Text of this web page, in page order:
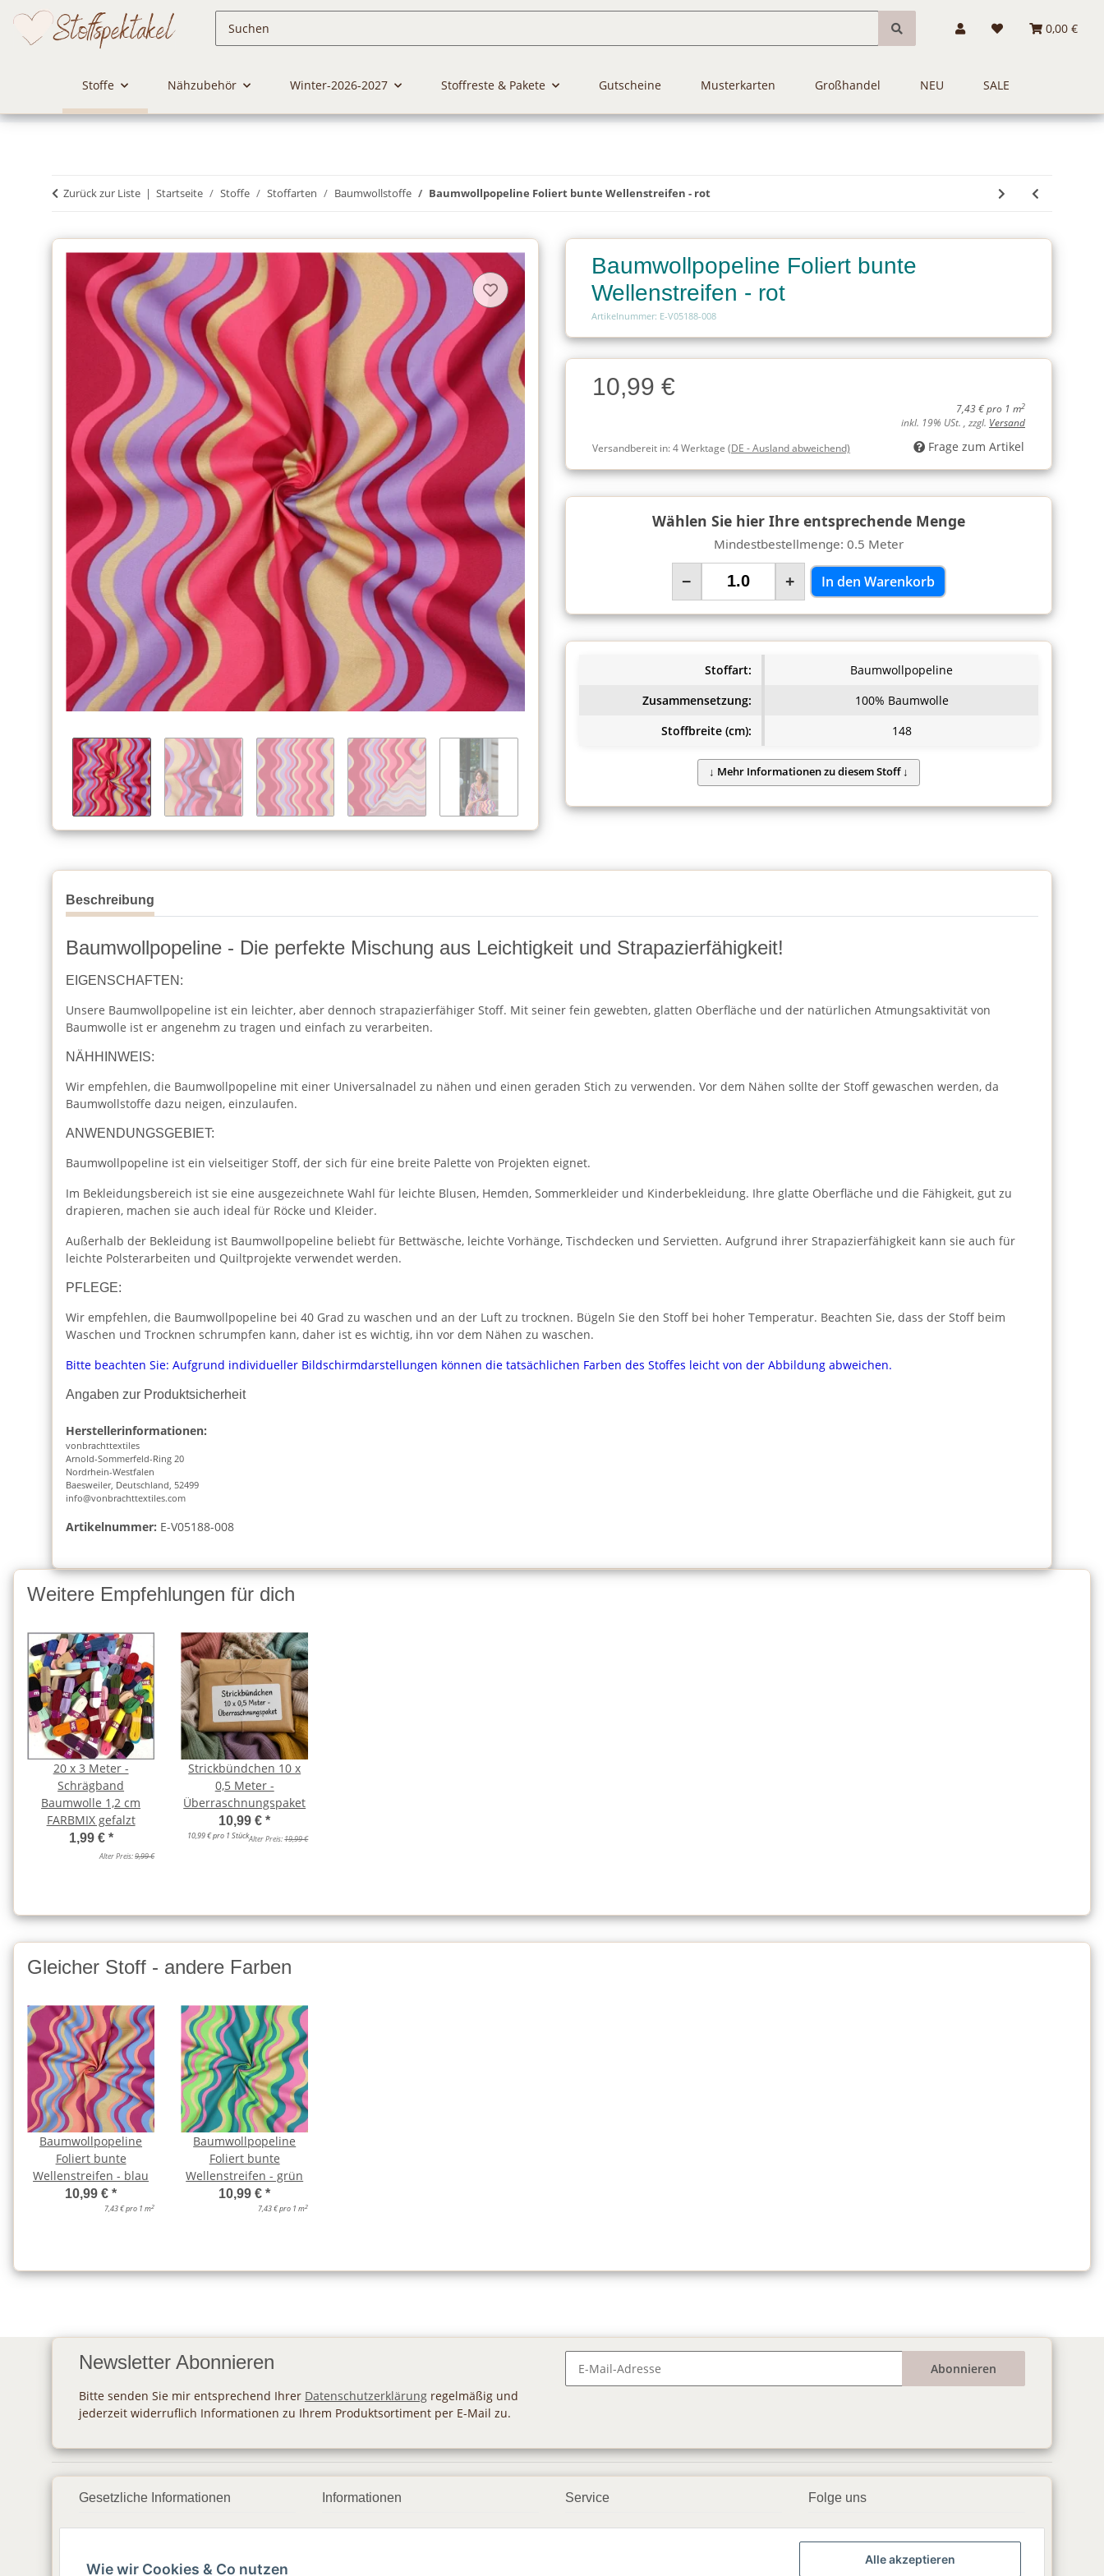
0,00 €
Stoffe Nähzubehör Winter-2026-2027 Stoffreste & Pakete Gutscheine Musterkarten Großhandel NEU SALE
Zurück zur Liste Startseite Stoffe Stoffarten Baumwollstoffe Baumwollpopeline Foliert bunte Wellenstreifen - rot
Baumwollpopeline Foliert bunte
Wellenstreifen - rot
Artikelnummer: E-V05188-008
Charge
Charge10,99 €
7,43 € pro 1 m2
inkl. 19% USt. , zzgl. Versand
Versandbereit in:4 Werktage (DE - Ausland abweichend) Frage zum Artikel
Wählen Sie hier Ihre entsprechende Menge
Mindestbestellmenge: 0.5 Meter
− + In den Warenkorb
Stoffart:
Baumwollpopeline
Zusammensetzung:
100% Baumwolle
Stoffbreite (cm):
148
Beschreibung
Baumwollpopeline - Die perfekte Mischung aus Leichtigkeit und Strapazierfähigkeit!
EIGENSCHAFTEN:
Unsere Baumwollpopeline ist ein leichter, aber dennoch strapazierfähiger Stoff. Mit seiner fein gewebten, glatten Oberfläche und der natürlichen Atmungsaktivität von
Baumwolle ist er angenehm zu tragen und einfach zu verarbeiten.
NÄHHINWEIS:
Wir empfehlen, die Baumwollpopeline mit einer Universalnadel zu nähen und einen geraden Stich zu verwenden. Vor dem Nähen sollte der Stoff gewaschen werden, da
Baumwollstoffe dazu neigen, einzulaufen.
ANWENDUNGSGEBIET:
Baumwollpopeline ist ein vielseitiger Stoff, der sich für eine breite Palette von Projekten eignet.
Im Bekleidungsbereich ist sie eine ausgezeichnete Wahl für leichte Blusen, Hemden, Sommerkleider und Kinderbekleidung. Ihre glatte Oberfläche und die Fähigkeit, gut zu
drapieren, machen sie auch ideal für Röcke und Kleider.
Außerhalb der Bekleidung ist Baumwollpopeline beliebt für Bettwäsche, leichte Vorhänge, Tischdecken und Servietten. Aufgrund ihrer Strapazierfähigkeit kann sie auch für
leichte Polsterarbeiten und Quiltprojekte verwendet werden.
PFLEGE:
Wir empfehlen, die Baumwollpopeline bei 40 Grad zu waschen und an der Luft zu trocknen. Bügeln Sie den Stoff bei hoher Temperatur. Beachten Sie, dass der Stoff beim
Waschen und Trocknen schrumpfen kann, daher ist es wichtig, ihn vor dem Nähen zu waschen.
Bitte beachten Sie: Aufgrund individueller Bildschirmdarstellungen können die tatsächlichen Farben des Stoffes leicht von der Abbildung abweichen.
Angaben zur Produktsicherheit
Herstellerinformationen:
vonbrachttextiles
Arnold-Sommerfeld-Ring 20
Nordrhein-Westfalen
Baesweiler, Deutschland, 52499
info@vonbrachttextiles.com
Artikelnummer: E-V05188-008
Weitere Empfehlungen für dich
20 x 3 Meter -
Schrägband
Baumwolle 1,2 cm
FARBMIX gefalzt
1,99 € *
Alter Preis:9,99 €
Strickbündchen 10 x
0,5 Meter -
Überraschnungspaket
10,99 €*
10,99 € pro 1 StückAlter Preis:19,99 €
Gleicher Stoff - andere Farben
Baumwollpopeline
Foliert bunte
Wellenstreifen - blau
10,99 €*
7,43 € pro 1 m2
Baumwollpopeline
Foliert bunte
Wellenstreifen - grün
10,99 €*
7,43 € pro 1 m2
Newsletter Abonnieren
Bitte senden Sie mir entsprechend Ihrer Datenschutzerklärung regelmäßig und
jederzeit widerruflich Informationen zu Ihrem Produktsortiment per E-Mail zu.
Abonnieren
Gesetzliche Informationen
AGB
Informationen Service Folge uns
▶️ YouTube
Wie wir Cookies & Co nutzen
Alle akzeptieren